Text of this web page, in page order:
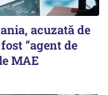
acuzată de
”agent de
MAE